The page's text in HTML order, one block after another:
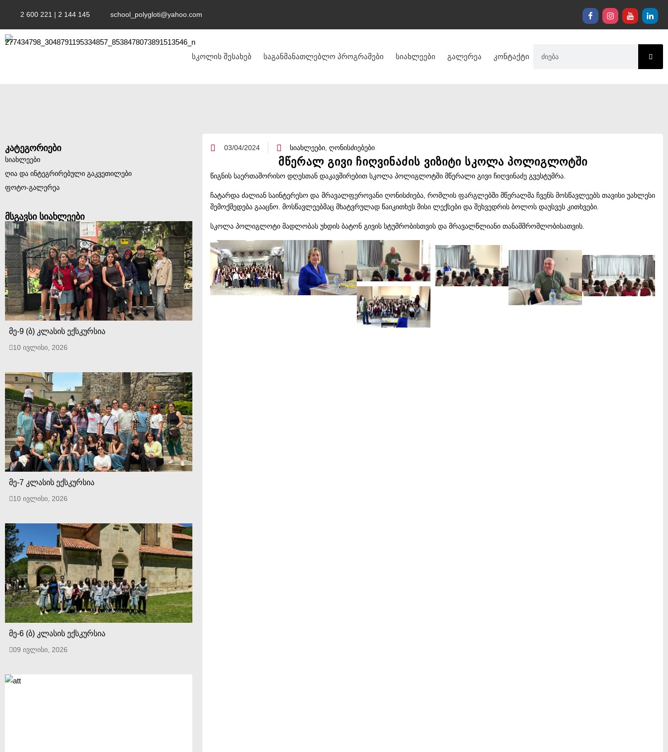
2 600 221 | 2 144 145 school_polygloti@yahoo.com
სკოლის შესახებ საგანმანათლებლო პროგრამები სიახლეები გალერეა კონტაქტი
კატეგორიები
სიახლეები
ღია და ინტეგრირებული გაკვეთილები
ფოტო-გალერეა
მსგავსი სიახლეები
მე-9 (ბ) კლასის ექსკურსია
10 ივლისი, 2026
მე-7 კლასის ექსკურსია
10 ივლისი, 2026
მე-6 (ბ) კლასის ექსკურსია
09 ივლისი, 2026
03/04/2024 სიახლეები ,ღონისძიებები
მწერალ გივი ჩიღვინაძის ვიზიტი სკოლა პოლიგლოტში
წიგნის საერთაშორისო დღესთან დაკავშირებით სკოლა პოლიგლოტში მწერალი გივი ჩიღვინაძე გვესტუმრა.
ჩატარდა ძალიან საინტერესო და მრავალფეროვანი ღონისძიება, რომლის ფარგლებში მწერალმა ჩვენს მოსწავლეებს თავისი უახლესი
შემოქმედება გააცნო. მოსწავლეებმაც მხატვრულად წაიკითხეს მისი ლექსები და შეხვედრის ბოლოს დაუსვეს კითხვები.
სკოლა პოლიგლოტი მადლობას უხდის ბატონ გივის სტუმრობისთვის და მრავალწლიანი თანამშრომლობისათვის.